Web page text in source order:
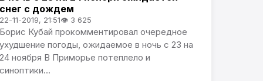
с дождем
11-2019, 21:51👁 3 625
Кубай прокомментировал очередное
погоды, ожидаемое в ночь с 23 на
ноября В Приморье потеплело и